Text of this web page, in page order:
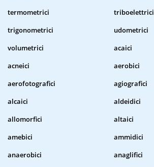
termometrici
triboelettrici
trigonometrici
udometrici
volumetrici
acaici
acneici
aerobici
aerofotografici
agiografici
alcaici
aldeidici
allomorfici
altaici
amebici
ammidici
anaerobici
anaglifici